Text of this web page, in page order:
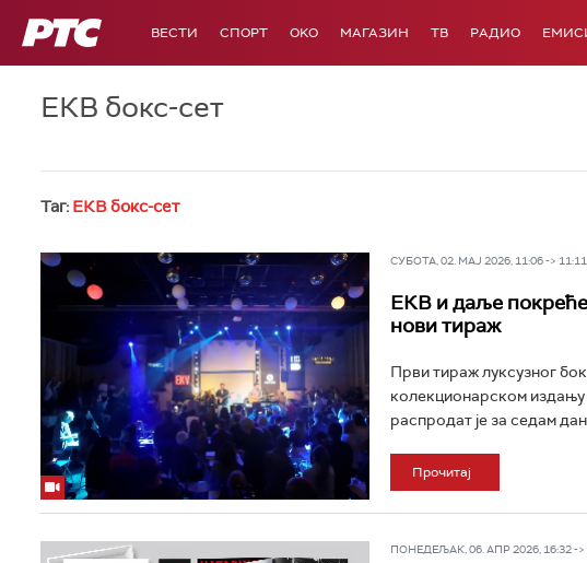
РТС ВЕСТИ СПОРТ OKO МАГАЗИН ТВ РАДИО
ЕКВ бокс-сет
Таг: ЕКВ бокс-сет
СУБОТА, 02. МАЈ 2026, 11:06 -> 11:11
ЕКВ и даље покреће
нови тираж
Први тираж луксузног
колекционарском
распродат је за седам
Прочитај
ПОНЕДЕЉАК, 06. АПР 2026, 16:32 ->